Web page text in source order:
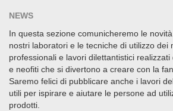
NEWS
In questa sezione comunicheremo le
nostri laboratori e le tecniche di utilizzo dei
professionali e lavori dilettantistici
e neofiti che si divertono a creare con la
Saremo felici di pubblicare anche i lavori
utili per ispirare e aiutare le persone ad
prodotti.